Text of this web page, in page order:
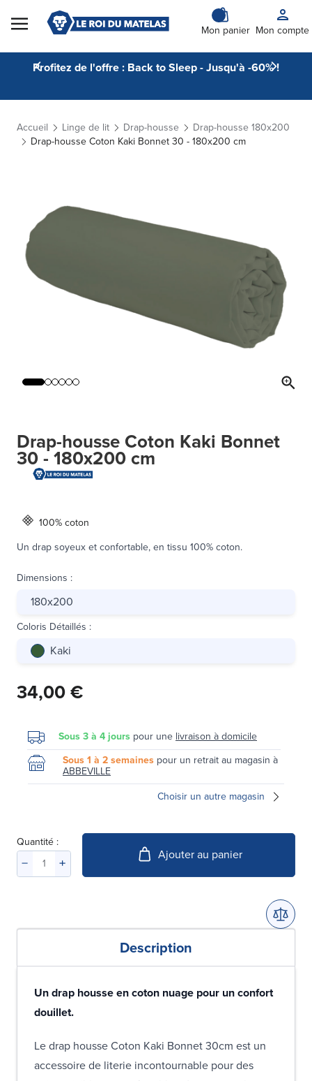
Skip to Content
Mon panier Mon compte
Profitez de l'offre : Back to Sleep - Jusqu'à -60% !
Accueil Linge de lit Drap-housse
Drap-housse 180x200
Drap-housse Coton Kaki Bonnet 30 - 180x200 cm
Drap-housse Coton Kaki Bonnet
30 - 180x200 cm
100% coton
Un drap soyeux et confortable, en tissu 100% coton.
Dimensions :
180x200
Coloris Détaillés :
Kaki
34,00 €
Sous 3 à 4 jours pour une livraison à domicile
Sous 1 à 2 semaines pour un retrait au magasin à
ABBEVILLE
Choisir un autre magasin
Quantité :
Ajouter au panier
Description
Un drap housse en coton nuage pour un confort
douillet.
Le drap housse Coton Kaki Bonnet 30cm est un
accessoire de literie incontournable pour des